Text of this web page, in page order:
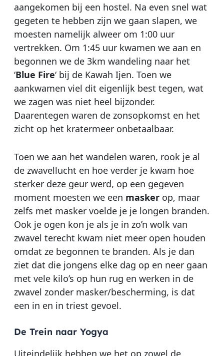
aangekomen bij een hostel. Na even snel wat
gegeten te hebben zijn we gaan slapen, we
moesten namelijk alweer om 1:00 uur
vertrekken. Om 1:45 uur kwamen we aan en
begonnen we de 3km wandeling naar het
‘Blue Fire‘ bij de Kawah Ijen. Toen we
aankwamen viel dit eigenlijk best tegen, wat
we zagen was niet heel bijzonder.
Daarentegen waren de zonsopkomst en het
zicht op het kratermeer onbetaalbaar.
Toen we aan het wandelen waren, rook je al
de zwavellucht en hoe verder je kwam hoe
sterker deze geur werd, op een gegeven
moment moesten we een maskerop, maar
zelfs met masker voelde je je longen branden.
Ook je ogen kon je als je in zo’n wolk van
zwavel terecht kwam niet meer open houden
omdat ze begonnen te branden. Als je dan
ziet dat die jongens elke dag op en neer gaan
met vele kilo’s op hun rug en werken in de
zwavel zonder masker/bescherming, is dat
een in en in triest gevoel.
De Trein naar Yogya